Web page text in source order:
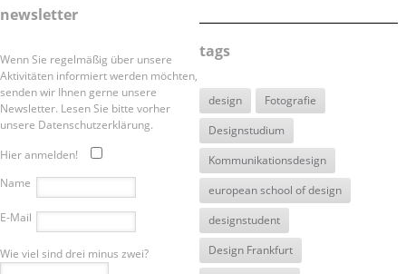
newsletter
Wenn Sie regelmäßig über unsere
Aktivitäten informiert werden möchten,
senden wir Ihnen gerne unsere
Newsletter. Lesen Sie bitte vorher
unsere Datenschutzerklärung.
Hier anmelden!
Name
E-Mail
Wie viel sind drei minus zwei?
tags
design
Fotografie
Designstudium
Kommunikationsdesign
european school of design
designstudent
Design Frankfurt